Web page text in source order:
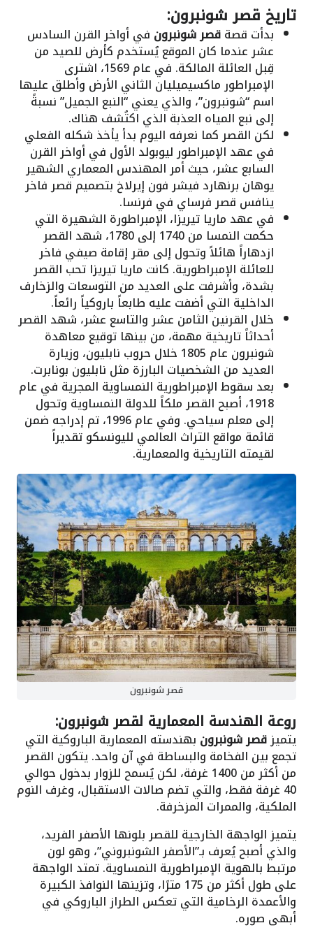
تاريخ قصر شونبرون:
بدأت قصةقصر شونبرون في أواخر القرن السادس
عشر عندما كان الموقع يُستخدم كأرض للصيد من
قِبل العائلة المالكة. في عام 1569، اشترى
الإمبراطور ماكسيميليان الثاني الأرض وأطلق عليها
اسم “شونبرون”، والذي يعني “النبع الجميل” نسبةً
إلى نبع المياه العذبة الذي اكتُشف هناك.
لكن القصر كما نعرفه اليوم بدأ يأخذ شكله الفعلي
في عهد الإمبراطور ليوبولد الأول في أواخر القرن
السابع عشر، حيث أمر المهندس المعماري الشهير
يوهان برنهارد فيشر فون إيرلاخ بتصميم قصر فاخر
ينافس قصر فرساي في فرنسا.
في عهد ماريا تيريزا، الإمبراطورة الشهيرة التي
حكمت النمسا من 1740 إلى 1780، شهد القصر
ازدهاراً هائلاً وتحول إلى مقر إقامة صيفي فاخر
للعائلة الإمبراطورية. كانت ماريا تيريزا تحب القصر
بشدة، وأشرفت على العديد من التوسعات والزخارف
الداخلية التي أضفت عليه طابعاً باروكياً رائعاً.
خلال القرنين الثامن عشر والتاسع عشر، شهد القصر
أحداثاً تاريخية مهمة، من بينها توقيع معاهدة
شونبرون عام 1805 خلال حروب نابليون، وزيارة
العديد من الشخصيات البارزة مثل نابليون بونابرت.
بعد سقوط الإمبراطورية النمساوية المجرية في عام
1918، أصبح القصر ملكاً للدولة النمساوية وتحول
إلى معلم سياحي. وفي عام 1996، تم إدراجه ضمن
قائمة مواقع التراث العالمي لليونسكو تقديراً
لقيمته التاريخية والمعمارية.
قصر شونبرون
روعة الهندسة المعمارية لقصر شونبرون:
يتميزقصر شونبرون بهندسته المعمارية الباروكية التي
تجمع بين الفخامة والبساطة في آن واحد. يتكون القصر
من أكثر من 1400 غرفة، لكن يُسمح للزوار بدخول حوالي
40 غرفة فقط، والتي تضم صالات الاستقبال، وغرف النوم
الملكية، والممرات المزخرفة.
يتميز الواجهة الخارجية للقصر بلونها الأصفر الفريد،
والذي أصبح يُعرف بـ”الأصفر الشونبروني”، وهو لون
مرتبط بالهوية الإمبراطورية النمساوية. تمتد الواجهة
على طول أكثر من 175 مترًا، وتزينها النوافذ الكبيرة
والأعمدة الرخامية التي تعكس الطراز الباروكي في
أبهى صوره.